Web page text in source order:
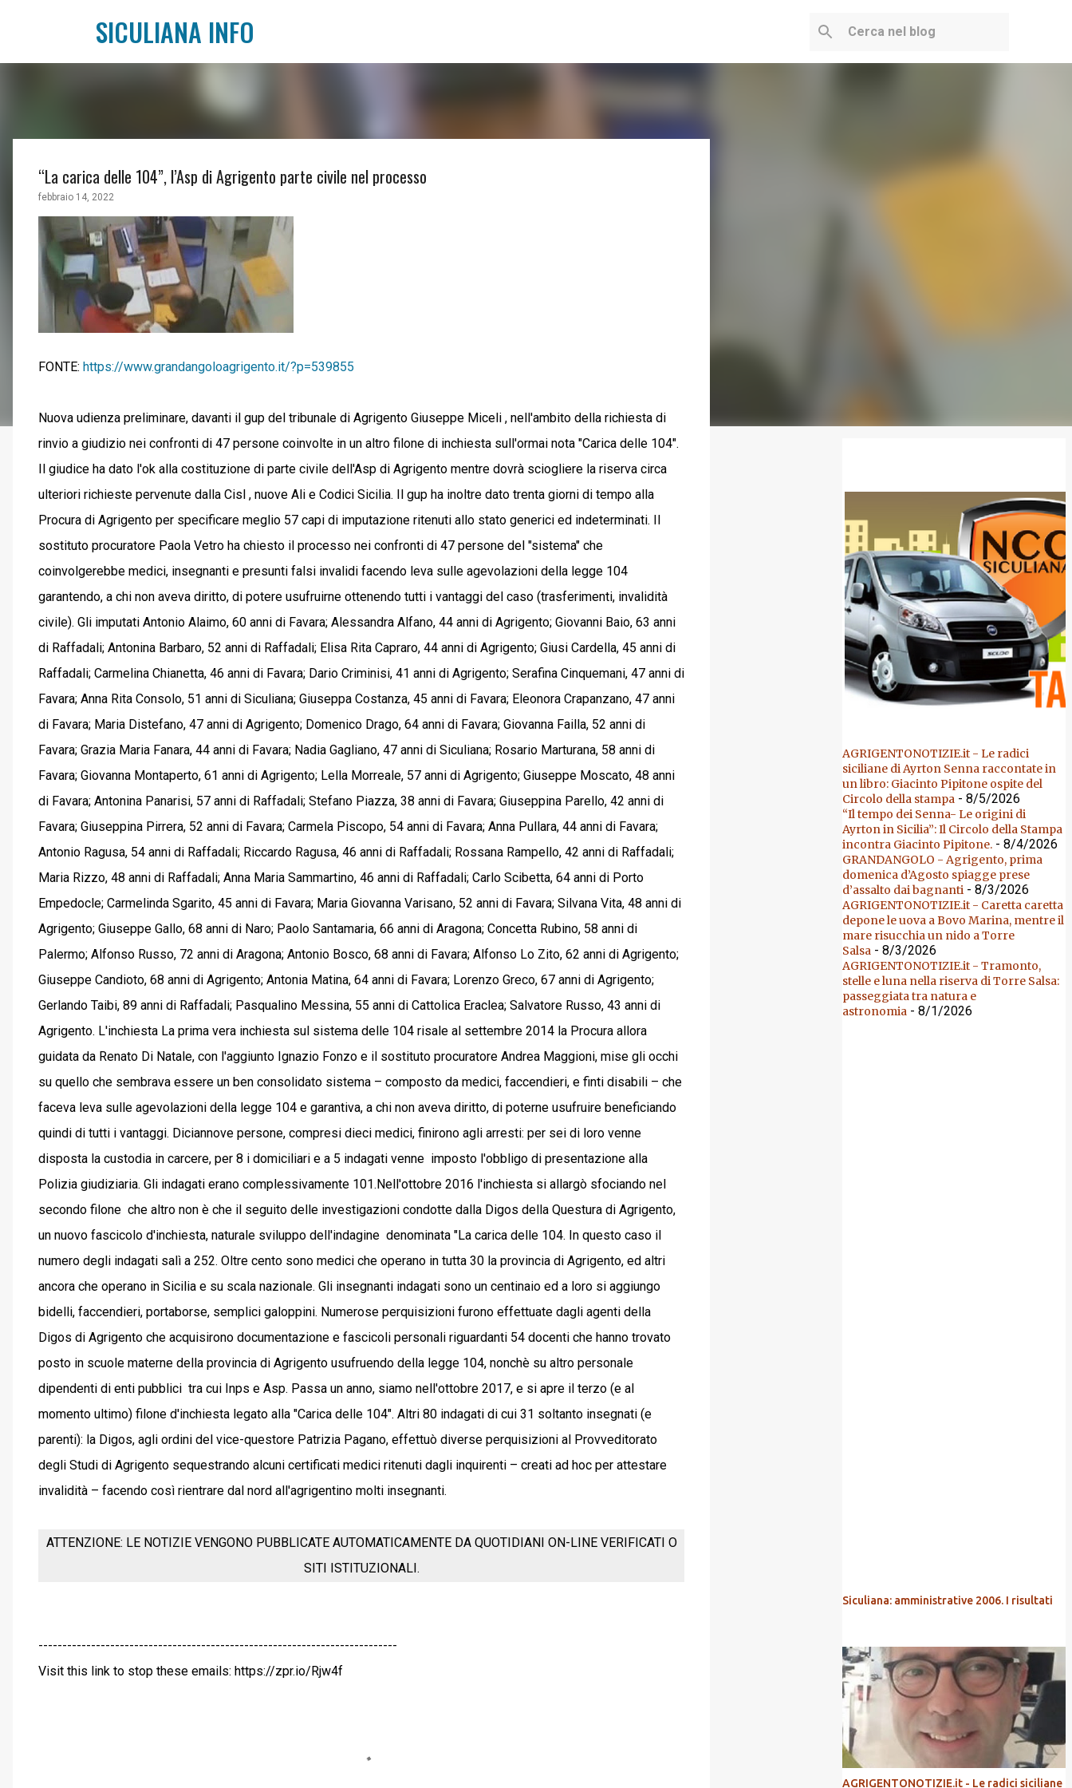
SICULIANA INFO
“La carica delle 104”, l’Asp di Agrigento parte civile nel processo
febbraio 14, 2022
FONTE: https://www.grandangoloagrigento.it/?p=539855
Nuova udienza preliminare, davanti il gup del tribunale di Agrigento Giuseppe Miceli , nell'ambito della richiesta di
rinvio a giudizio nei confronti di 47 persone coinvolte in un altro filone di inchiesta sull'ormai nota "Carica delle 104".
Il giudice ha dato l'ok alla costituzione di parte civile dell'Asp di Agrigento mentre dovrà sciogliere la riserva circa
ulteriori richieste pervenute dalla Cisl , nuove Ali e Codici Sicilia. Il gup ha inoltre dato trenta giorni di tempo alla
Procura di Agrigento per specificare meglio 57 capi di imputazione ritenuti allo stato generici ed indeterminati. Il
sostituto procuratore Paola Vetro ha chiesto il processo nei confronti di 47 persone del "sistema" che
coinvolgerebbe medici, insegnanti e presunti falsi invalidi facendo leva sulle agevolazioni della legge 104
garantendo, a chi non aveva diritto, di potere usufruirne ottenendo tutti i vantaggi del caso (trasferimenti, invalidità
civile). Gli imputati Antonio Alaimo, 60 anni di Favara; Alessandra Alfano, 44 anni di Agrigento; Giovanni Baio, 63 anni
di Raffadali; Antonina Barbaro, 52 anni di Raffadali; Elisa Rita Capraro, 44 anni di Agrigento; Giusi Cardella, 45 anni di
Raffadali; Carmelina Chianetta, 46 anni di Favara; Dario Criminisi, 41 anni di Agrigento; Serafina Cinquemani, 47 anni di
Favara; Anna Rita Consolo, 51 anni di Siculiana; Giuseppa Costanza, 45 anni di Favara; Eleonora Crapanzano, 47 anni
di Favara; Maria Distefano, 47 anni di Agrigento; Domenico Drago, 64 anni di Favara; Giovanna Failla, 52 anni di
Favara; Grazia Maria Fanara, 44 anni di Favara; Nadia Gagliano, 47 anni di Siculiana; Rosario Marturana, 58 anni di
Favara; Giovanna Montaperto, 61 anni di Agrigento; Lella Morreale, 57 anni di Agrigento; Giuseppe Moscato, 48 anni
di Favara; Antonina Panarisi, 57 anni di Raffadali; Stefano Piazza, 38 anni di Favara; Giuseppina Parello, 42 anni di
Favara; Giuseppina Pirrera, 52 anni di Favara; Carmela Piscopo, 54 anni di Favara; Anna Pullara, 44 anni di Favara;
Antonio Ragusa, 54 anni di Raffadali; Riccardo Ragusa, 46 anni di Raffadali; Rossana Rampello, 42 anni di Raffadali;
Maria Rizzo, 48 anni di Raffadali; Anna Maria Sammartino, 46 anni di Raffadali; Carlo Scibetta, 64 anni di Porto
Empedocle; Carmelinda Sgarito, 45 anni di Favara; Maria Giovanna Varisano, 52 anni di Favara; Silvana Vita, 48 anni di
Agrigento; Giuseppe Gallo, 68 anni di Naro; Paolo Santamaria, 66 anni di Aragona; Concetta Rubino, 58 anni di
Palermo; Alfonso Russo, 72 anni di Aragona; Antonio Bosco, 68 anni di Favara; Alfonso Lo Zito, 62 anni di Agrigento;
Giuseppe Candioto, 68 anni di Agrigento; Antonia Matina, 64 anni di Favara; Lorenzo Greco, 67 anni di Agrigento;
Gerlando Taibi, 89 anni di Raffadali; Pasqualino Messina, 55 anni di Cattolica Eraclea; Salvatore Russo, 43 anni di
Agrigento. L'inchiesta La prima vera inchiesta sul sistema delle 104 risale al settembre 2014 la Procura allora
guidata da Renato Di Natale, con l'aggiunto Ignazio Fonzo e il sostituto procuratore Andrea Maggioni, mise gli occhi
su quello che sembrava essere un ben consolidato sistema – composto da medici, faccendieri, e finti disabili – che
faceva leva sulle agevolazioni della legge 104 e garantiva, a chi non aveva diritto, di poterne usufruire beneficiando
quindi di tutti i vantaggi. Diciannove persone, compresi dieci medici, finirono agli arresti: per sei di loro venne
disposta la custodia in carcere, per 8 i domiciliari e a 5 indagati venne imposto l'obbligo di presentazione alla
Polizia giudiziaria. Gli indagati erano complessivamente 101.Nell'ottobre 2016 l'inchiesta si allargò sfociando nel
secondo filone che altro non è che il seguito delle investigazioni condotte dalla Digos della Questura di Agrigento,
un nuovo fascicolo d'inchiesta, naturale sviluppo dell'indagine denominata "La carica delle 104. In questo caso il
numero degli indagati salì a 252. Oltre cento sono medici che operano in tutta 30 la provincia di Agrigento, ed altri
ancora che operano in Sicilia e su scala nazionale. Gli insegnanti indagati sono un centinaio ed a loro si aggiungo
bidelli, faccendieri, portaborse, semplici galoppini. Numerose perquisizioni furono effettuate dagli agenti della
Digos di Agrigento che acquisirono documentazione e fascicoli personali riguardanti 54 docenti che hanno trovato
posto in scuole materne della provincia di Agrigento usufruendo della legge 104, nonchè su altro personale
dipendenti di enti pubblici tra cui Inps e Asp. Passa un anno, siamo nell'ottobre 2017, e si apre il terzo (e al
momento ultimo) filone d'inchiesta legato alla "Carica delle 104". Altri 80 indagati di cui 31 soltanto insegnati (e
parenti): la Digos, agli ordini del vice-questore Patrizia Pagano, effettuò diverse perquisizioni al Provveditorato
degli Studi di Agrigento sequestrando alcuni certificati medici ritenuti dagli inquirenti – creati ad hoc per attestare
invalidità – facendo così rientrare dal nord all'agrigentino molti insegnanti.
ATTENZIONE: LE NOTIZIE VENGONO PUBBLICATE AUTOMATICAMENTE DA QUOTIDIANI ON-LINE VERIFICATI O
SITI ISTITUZIONALI.
---------------------------------------------------------------------------
Visit this link to stop these emails: https://zpr.io/Rjw4f
AGRIGENTONOTIZIE.it - Le radici
siciliane di Ayrton Senna raccontate in
un libro: Giacinto Pipitone ospite del
Circolo della stampa - 8/5/2026
“Il tempo dei Senna- Le origini di
Ayrton in Sicilia”: Il Circolo della Stampa
incontra Giacinto Pipitone. - 8/4/2026
GRANDANGOLO - Agrigento, prima
domenica d’Agosto spiagge prese
d’assalto dai bagnanti - 8/3/2026
AGRIGENTONOTIZIE.it - Caretta caretta
depone le uova a Bovo Marina, mentre il
mare risucchia un nido a Torre
Salsa - 8/3/2026
AGRIGENTONOTIZIE.it - Tramonto,
stelle e luna nella riserva di Torre Salsa:
passeggiata tra natura e
astronomia - 8/1/2026
Siculiana: amministrative 2006. I risultati
AGRIGENTONOTIZIE.it - Le radici siciliane